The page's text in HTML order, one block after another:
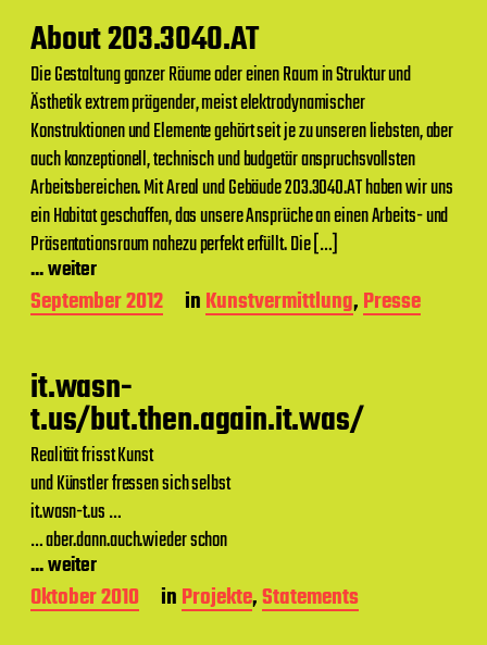
t
r
a
g
s
d
a
t
u
m
About 203.3040.AT
Die Gestaltung ganzer Räume oder einen Raum in Struktur und
Ästhetik extrem prägender, meist elektrodynamischer
Konstruktionen und Elemente gehört seit je zu unseren liebsten, aber
auch konzeptionell, technisch und budgetär anspruchsvollsten
Arbeitsbereichen. Mit Areal und Gebäude 203.3040.AT haben wir uns
ein Habitat geschaffen, das unsere Ansprüche an einen Arbeits- und
Präsentationsraum nahezu perfekt erfüllt. Die […]
... weiter
B
e
t
r
a
g
s
d
a
t
u
m
September 2012 inKunstvermittlung,Presse
it.wasn-
t.us/but.then.again.it.was/
Realität frisst Kunst
und Künstler fressen sich selbst
it.wasn-t.us …
… aber.dann.auch.wieder schon
... weiter
B
e
Oktober 2010 inProjekte,Statements